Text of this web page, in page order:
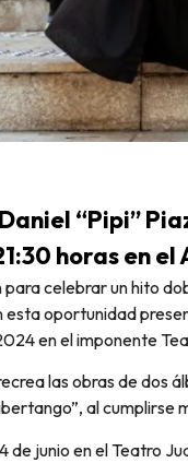
“Pipi”
horas en
oportunidad
en el imponente
las obras de dos
al cumplirse
de junio en el Teatro